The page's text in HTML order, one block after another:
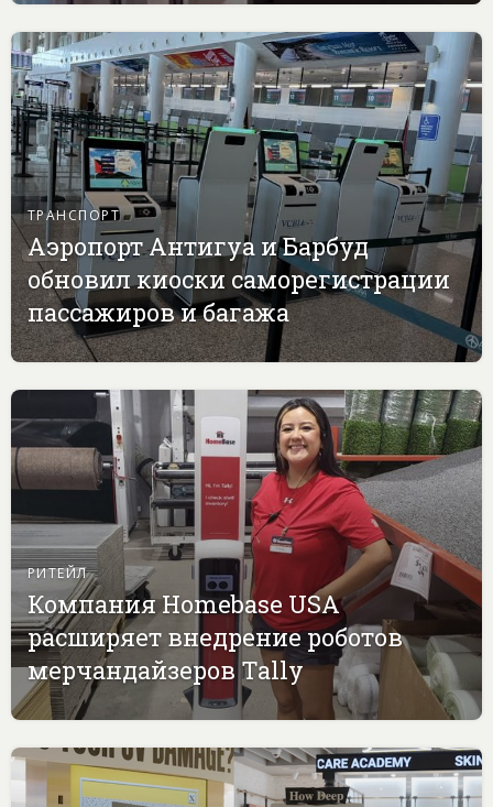
ТРАНСПОРТ
Аэропорт Антигуа и Барбуд
обновил киоски саморегистрации
пассажиров и багажа
РИТЕЙЛ
Компания Homebase USA
расширяет внедрение роботов
мерчандайзеров Tally